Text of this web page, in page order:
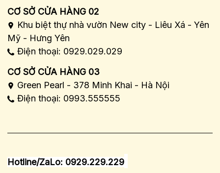
CƠ SỞ CỬA HÀNG 02
Khu biệt thự nhà vườn New city - Liêu Xá - Yên
Mỹ - Hưng Yên
Điện thoại: 0929.029.029
CƠ SỞ CỬA HÀNG 03
Green Pearl - 378 Minh Khai - Hà Nội
Điện thoại: 0993.555555
Hotline/ZaLo: 0929.229.229